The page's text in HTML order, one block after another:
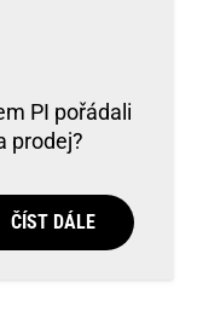
PI pořádali
prodej?
ČÍST DÁLE